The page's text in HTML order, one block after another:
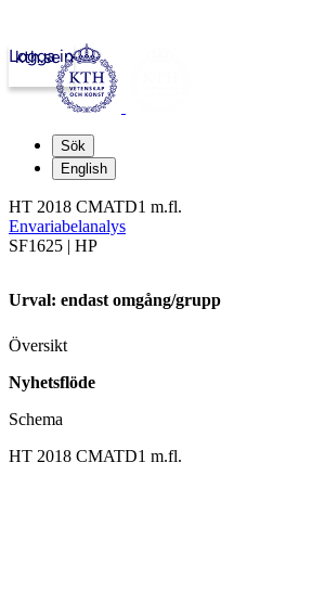
kth.se
Logga in
Sök
English
HT 2018 CMATD1 m.fl.
Envariabelanalys
SF1625 | HP
Urval: endast omgång/grupp
Översikt
Nyhetsflöde
Schema
HT 2018 CMATD1 m.fl.